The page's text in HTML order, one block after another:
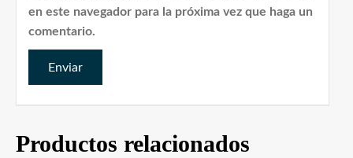
en este navegador para la próxima vez que haga un
comentario.
Productos relacionados